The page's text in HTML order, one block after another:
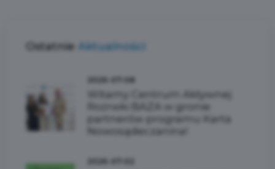
Ostatnie Aktualności
Witamy Centrum Aktywnej
Rozrwki BAZA w gronie
partnerów programu Karta
Nowosądeczanina!